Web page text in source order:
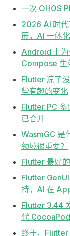
一次 OHOS
2026 AI 时代
展，AI 一体化
Android 上为
Compose 生
Flutter 凉了
些有趣的变化
Flutter PC 多
已合并
WasmGC 是
领域很重要？
Flutter 最好
Flutter
持，AI 在
Flutter 3.44
代
终于，